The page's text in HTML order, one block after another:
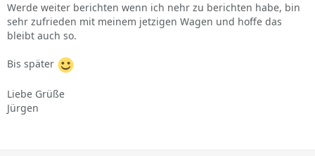
Werde weiter berichten wenn ich nehr zu berichten habe, bin
sehr zufrieden mit meinem jetzigen Wagen und hoffe das
bleibt auch so.
Bis später
Liebe Grüße
Jürgen